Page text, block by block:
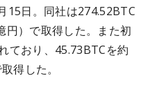
15日。同社は274.52BTC
円）で取得した。また初
ており、45.73BTCを約
得した。